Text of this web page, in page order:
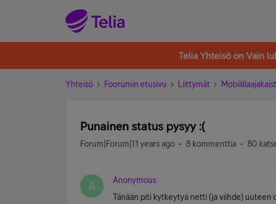
Telia Yhteisö on Vain
Yhteisö Foorumin etusivu Liittymät
Punainen status pysyy :(
Forum|Forum|11 years ago 8 kommenttia 80
A
Anonymous
Tänään piti kytkeytyä netti (ja viihde) uuteen